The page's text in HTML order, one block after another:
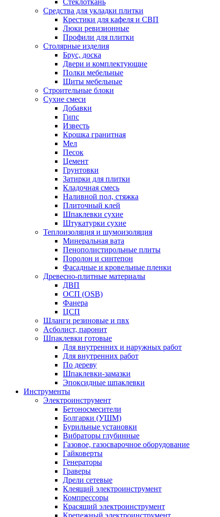
Стеклоткань
Средства для укладки плитки
Крестики для кафеля и СВП
Люки ревизионные
Профили для плитки
Столярные изделия
Брус, доска
Двери и комплектующие
Полки мебельные
Щиты мебельные
Строительные блоки
Сухие смеси
Добавки
Гипс
Известь
Крошка гранитная
Мел
Песок
Цемент
Грунтовки
Затирки для плитки
Кладочная смесь
Наливной пол, стяжка
Плиточный клей
Шпаклевки сухие
Штукатурки сухие
Теплоизоляция и шумоизоляция
Минеральная вата
Пенополистирольные плиты
Поролон и синтепон
Фасадные и кровельные пленки
Древесно-плитные материалы
ДВП
ОСП (OSB)
Фанера
ЦСП
Шланги резиновые и пвх
Асболист, паронит
Шпаклевки готовые
Для внутренних и наружных работ
Для внутренних работ
По дереву
Шпаклевки-замазки
Эпоксидные шпаклевки
Инструменты
Электроинструмент
Бетоносмесители
Болгарки (УШМ)
Бурильные установки
Вибраторы глубинные
Газовое, газосварочное оборудование
Гайковерты
Генераторы
Граверы
Дрели сетевые
Клеящий электроинструмент
Компрессоры
Красящий электроинструмент
Крепежный электроинструмент